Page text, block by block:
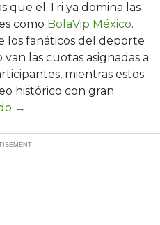
que el Tri ya domina las
como BolaVip México.
los fanáticos del deporte
las cuotas asignadas a
mientras estos
histórico con gran